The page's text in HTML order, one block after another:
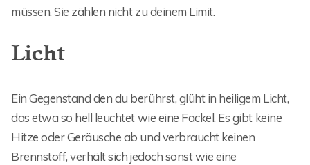
müssen. Sie zählen nicht zu deinem Limit.
Licht
Ein Gegenstand den du berührst, glüht in heiligem Licht,
das etwa so hell leuchtet wie eine Fackel. Es gibt keine
Hitze oder Geräusche ab und verbraucht keinen
Brennstoff, verhält sich jedoch sonst wie eine